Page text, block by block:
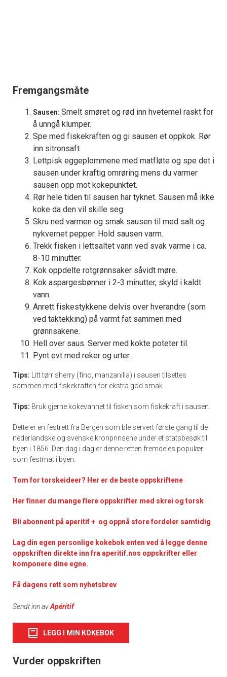
Fremgangsmåte
Sausen: Smelt smøret og rød inn hvetemel raskt for
å unngå klumper.
Spe med fiskekraften og gi sausen et oppkok. Rør
inn sitronsaft.
Lettpisk eggeplommene med matfløte og spe det i
sausen under kraftig omrøring mens du varmer
sausen opp mot kokepunktet.
Rør hele tiden til sausen har tyknet. Sausen må ikke
koke da den vil skille seg.
Skru ned varmen og smak sausen til med salt og
nykvernet pepper. Hold sausen varm.
Trekk fisken i lettsaltet vann ved svak varme i ca.
8-10 minutter.
Kok oppdelte rotgrønnsaker såvidt møre.
Kok aspargesbønner i 2-3 minutter, skyld i kaldt
vann.
Anrett fiskestykkene delvis over hverandre (som
ved taktekking) på varmt fat sammen med
grønnsakene.
Hell over saus. Server med kokte poteter til.
Pynt evt med reker og urter.
Tips: Litt tørr sherry (fino, manzanilla) i sausen tilsettes
sammen med fiskekraften for ekstra god smak.
Tips: Bruk gjerne kokevannet til fisken som fiskekraft i sausen.
Dette er en festrett fra Bergen som ble servert første gang til de
nederlandske og svenske kronprinsene under et statsbesøk til
byen i 1856. Den dag i dag er denne retten fremdeles populær
som festmat i byen.
Tom for torskeideer? Her er de beste oppskriftene
Her finner du mange flere oppskrifter med skrei og torsk
Bli abonnent på aperitif + og oppnå store fordeler samtidig
Lag din egen personlige kokebok enten ved å legge denne
oppskriften direkte inn fra aperitif.nos oppskrifter eller
komponere dine egne.
Få dagens rett som nyhetsbrev
Sendt inn avApéritif
LEGG I MIN KOKEBOK
Vurder oppskriften